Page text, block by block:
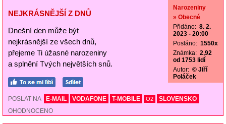
NEJKRÁSNĚJŠÍ Z DNŮ
Dnešní den může být
nejkrásnější ze všech dnů,
přejeme Ti úžasné narozeniny
a splnění Tvých největších snů.
Narozeniny
» Obecné
Přidáno: 8. 2.
2023 - 20:00
Posláno: 1550x
Známka: 2,92
od 1753 lidí
Autor: © Jiří
Poláček
POSLAT NA E-MAIL VODAFONE T-MOBILE O2
SLOVENSKO
OHODNOCENO